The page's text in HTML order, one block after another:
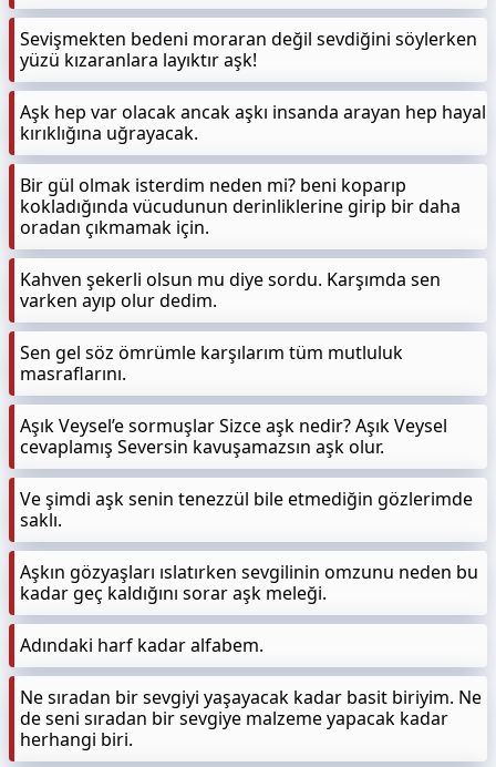
Sevişmekten bedeni moraran değil sevdiğini söylerken
yüzü kızaranlara layıktır aşk!
Aşk hep var olacak ancak aşkı insanda arayan hep hayal
kırıklığına uğrayacak.
Bir gül olmak isterdim neden mi? beni koparıp
kokladığında vücudunun derinliklerine girip bir daha
oradan çıkmamak için.
Kahven şekerli olsun mu diye sordu. Karşımda sen
varken ayıp olur dedim.
Sen gel söz ömrümle karşılarım tüm mutluluk
masraflarını.
Aşık Veysel’e sormuşlar Sizce aşk nedir? Aşık Veysel
cevaplamış Seversin kavuşamazsın aşk olur.
Ve şimdi aşk senin tenezzül bile etmediğin gözlerimde
saklı.
Aşkın gözyaşları ıslatırken sevgilinin omzunu neden bu
kadar geç kaldığını sorar aşk meleği.
Adındaki harf kadar alfabem.
Ne sıradan bir sevgiyi yaşayacak kadar basit biriyim. Ne
de seni sıradan bir sevgiye malzeme yapacak kadar
herhangi biri.